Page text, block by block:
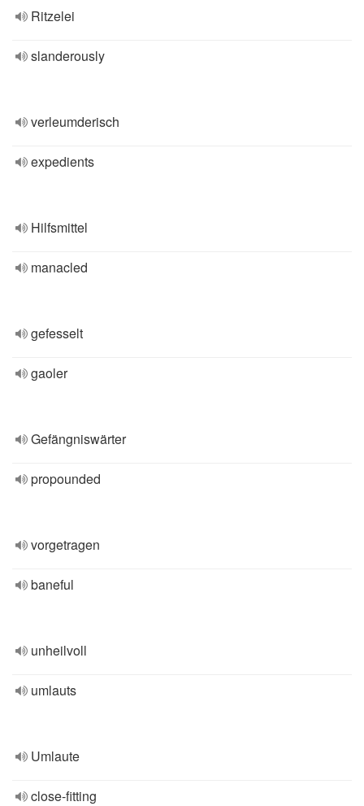
Ritzelei
slanderously
verleumderisch
expedients
Hilfsmittel
manacled
gefesselt
gaoler
Gefängniswärter
propounded
vorgetragen
baneful
unheilvoll
umlauts
Umlaute
close-fitting